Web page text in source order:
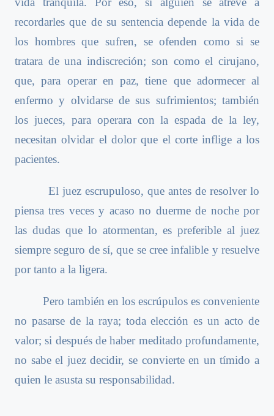
recordarles que de su sentencia depende la vida de
los hombres que sufren, se ofenden como si se
tratara de una indiscreción; son como el cirujano,
que, para operar en paz, tiene que adormecer al
enfermo y olvidarse de sus sufrimientos; también
los jueces, para operara con la espada de la ley,
necesitan olvidar el dolor que el corte inflige a los
pacientes.
El juez escrupuloso, que antes de resolver lo
piensa tres veces y acaso no duerme de noche por
las dudas que lo atormentan, es preferible al juez
siempre seguro de sí, que se cree infalible y resuelve
por tanto a la ligera.
Pero también en los escrúpulos es conveniente
no pasarse de la raya; toda elección es un acto de
valor; si después de haber meditado profundamente,
no sabe el juez decidir, se convierte en un tímido a
quien le asusta su responsabilidad.